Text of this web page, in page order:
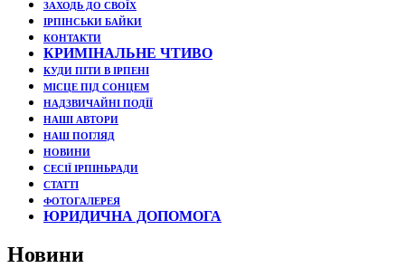
ЗАХОДЬ ДО СВОЇХ
ІРПІНСЬКИ БАЙКИ
КОНТАКТИ
КРИМІНАЛЬНЕ ЧТИВО
КУДИ ПІТИ В ІРПЕНІ
МІСЦЕ ПІД СОНЦЕМ
НАДЗВИЧАЙНІ ПОДЇЇ
НАШІ АВТОРИ
НАШ ПОГЛЯД
НОВИНИ
СЕСІЇ ІРПІНЬРАДИ
СТАТТІ
ФОТОГАЛЕРЕЯ
ЮРИДИЧНА ДОПОМОГА
Новини